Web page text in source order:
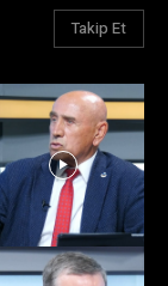
Takip Et